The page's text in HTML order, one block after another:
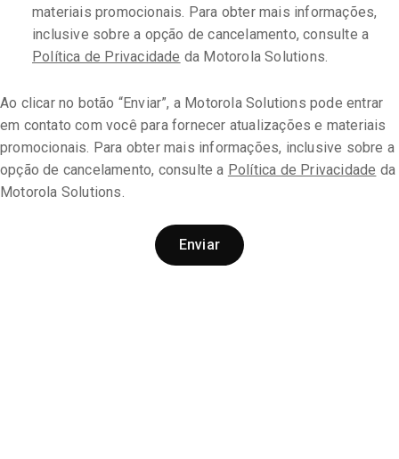
materiais promocionais. Para obter mais informações,
inclusive sobre a opção de cancelamento, consulte a
Política de Privacidade da Motorola Solutions.
Ao clicar no botão “Enviar”, a Motorola Solutions pode entrar
em contato com você para fornecer atualizações e materiais
promocionais. Para obter mais informações, inclusive sobre a
opção de cancelamento, consulte a Política de Privacidade da
Motorola Solutions.